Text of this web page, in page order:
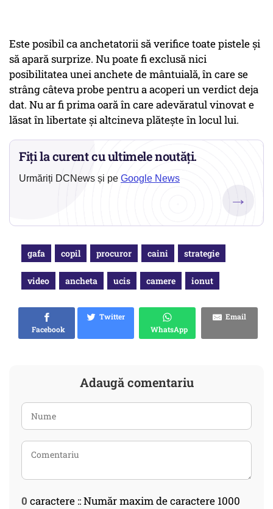
Este posibil ca anchetatorii să verifice toate pistele și
să apară surprize. Nu poate fi exclusă nici
posibilitatea unei anchete de mântuială, în care se
strâng câteva probe pentru a acoperi un verdict deja
dat. Nu ar fi prima oară în care adevăratul vinovat e
lăsat în libertate și altcineva plătește în locul lui.
Fiți la curent cu ultimele noutăți.
Urmăriți DCNews și pe Google News
→
gafa copil procuror caini strategie
video ancheta ucis camere ionut
Facebook
Twitter
WhatsApp
Email
Adaugă comentariu
0 caractere :: Număr maxim de caractere 1000